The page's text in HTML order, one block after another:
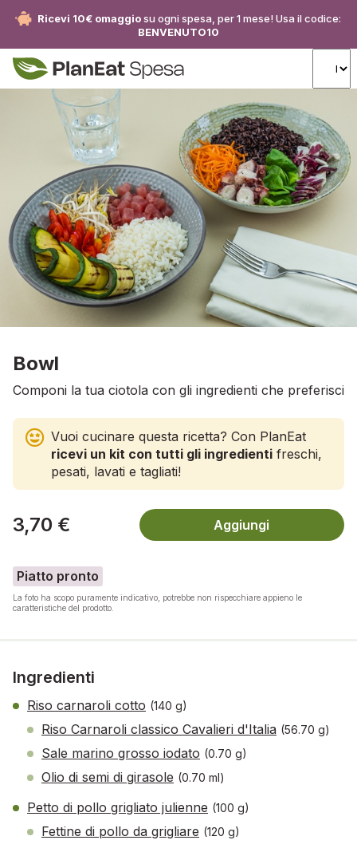
Ricevi 10€ omaggiosu ogni spesa, per 1 mese! Usa il codice:
BENVENUTO10
Bowl
Componi la tua ciotola con gli ingredienti che preferisci
Vuoi cucinare questa ricetta? Con PlanEat
ricevi un kit con tutti gli ingredienti freschi,
pesati, lavati e tagliati!
3,70 € Aggiungi
Piatto pronto
La foto ha scopo puramente indicativo, potrebbe non rispecchiare appieno le
caratteristiche del prodotto.
Ingredienti
Riso carnaroli cotto (140 g)
Riso Carnaroli classico Cavalieri d'Italia (56.70 g)
Sale marino grosso iodato (0.70 g)
Olio di semi di girasole (0.70 ml)
Petto di pollo grigliato julienne (100 g)
Fettine di pollo da grigliare (120 g)